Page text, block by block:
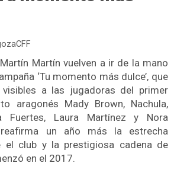
Martín vuelven a ir de la mano
‘Tu momento más dulce’, que
a las jugadoras del primer
aragonés Mady Brown, Nachula,
Fuertes, Laura Martínez y Nora
un año más la estrecha
el club y la prestigiosa cadena de
en el 2017.